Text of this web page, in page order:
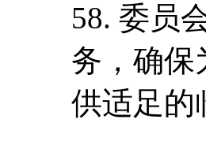
58. 委员
务，确保
供适足的